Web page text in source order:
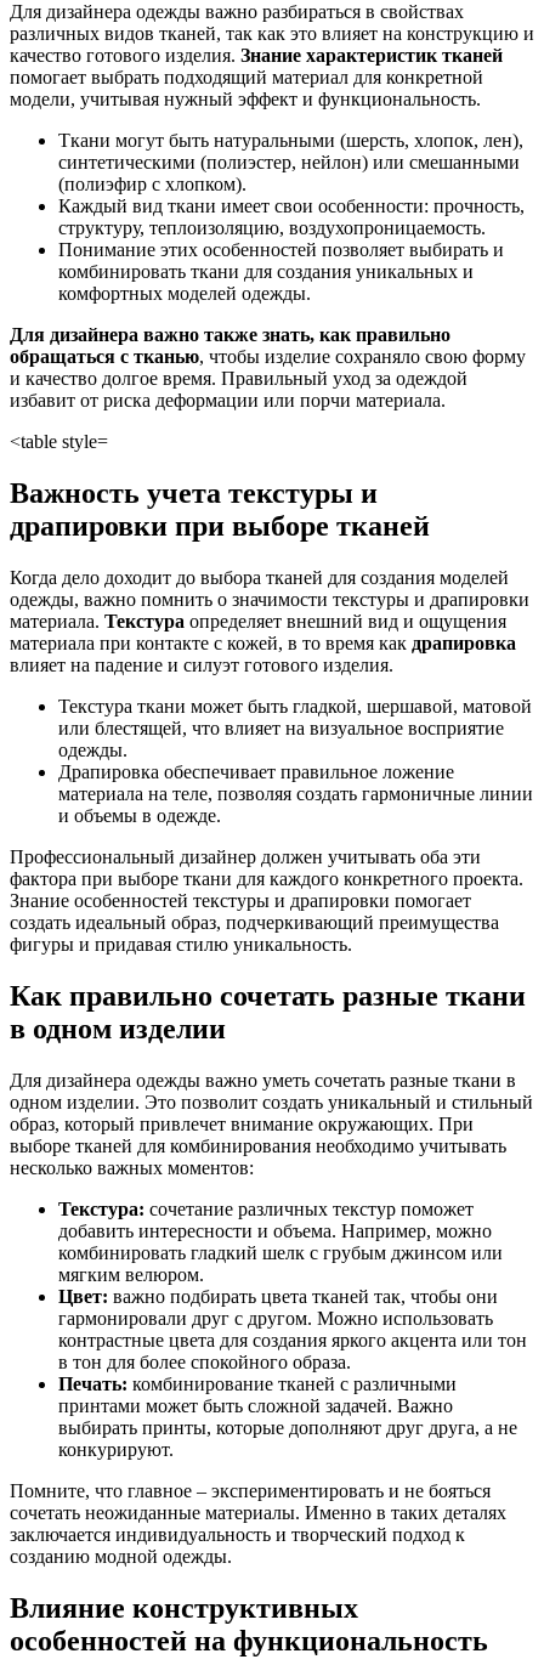
Для дизайнера одежды важно разбираться в свойствах
различных видов тканей, так как это влияет на конструкцию и
качество готового изделия. Знание характеристик тканей
помогает выбрать подходящий материал для конкретной
модели, учитывая нужный эффект и функциональность.
Ткани могут быть натуральными (шерсть, хлопок, лен),
синтетическими (полиэстер, нейлон) или смешанными
(полиэфир с хлопком).
Каждый вид ткани имеет свои особенности: прочность,
структуру, теплоизоляцию, воздухопроницаемость.
Понимание этих особенностей позволяет выбирать и
комбинировать ткани для создания уникальных и
комфортных моделей одежды.
Для дизайнера важно также знать, как правильно
обращаться с тканью, чтобы изделие сохраняло свою форму
и качество долгое время. Правильный уход за одеждой
избавит от риска деформации или порчи материала.
<table style=
Важность учета текстуры и
драпировки при выборе тканей
Когда дело доходит до выбора тканей для создания моделей
одежды, важно помнить о значимости текстуры и драпировки
материала. Текстура определяет внешний вид и ощущения
материала при контакте с кожей, в то время как драпировка
влияет на падение и силуэт готового изделия.
Текстура ткани может быть гладкой, шершавой, матовой
или блестящей, что влияет на визуальное восприятие
одежды.
Драпировка обеспечивает правильное ложение
материала на теле, позволяя создать гармоничные линии
и объемы в одежде.
Профессиональный дизайнер должен учитывать оба эти
фактора при выборе ткани для каждого конкретного проекта.
Знание особенностей текстуры и драпировки помогает
создать идеальный образ, подчеркивающий преимущества
фигуры и придавая стилю уникальность.
Как правильно сочетать разные ткани
в одном изделии
Для дизайнера одежды важно уметь сочетать разные ткани в
одном изделии. Это позволит создать уникальный и стильный
образ, который привлечет внимание окружающих. При
выборе тканей для комбинирования необходимо учитывать
несколько важных моментов:
Текстура: сочетание различных текстур поможет
добавить интересности и объема. Например, можно
комбинировать гладкий шелк с грубым джинсом или
мягким велюром.
Цвет: важно подбирать цвета тканей так, чтобы они
гармонировали друг с другом. Можно использовать
контрастные цвета для создания яркого акцента или тон
в тон для более спокойного образа.
Печать: комбинирование тканей с различными
принтами может быть сложной задачей. Важно
выбирать принты, которые дополняют друг друга, а не
конкурируют.
Помните, что главное – экспериментировать и не бояться
сочетать неожиданные материалы. Именно в таких деталях
заключается индивидуальность и творческий подход к
созданию модной одежды.
Влияние конструктивных
особенностей на функциональность